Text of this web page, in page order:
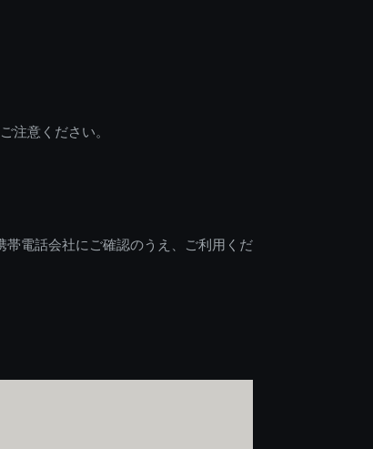
注意ください。
帯電話会社にご確認のうえ、ご利用くだ